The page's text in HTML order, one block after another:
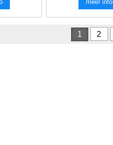
meer info
1 2